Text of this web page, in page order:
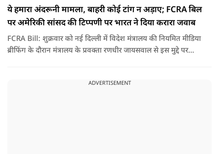
ये हमारा अंदरूनी मामला, बाहरी कोई टांग न अड़ाए; FCRA बिल
पर अमेरिकी सांसद की टिप्पणी पर भारत ने दिया करारा जवाब
FCRA Bill: शुक्रवार को नई दिल्ली में विदेश मंत्रालय की नियमित मीडिया
ब्रीफिंग के दौरान मंत्रालय के प्रवक्ता रणधीर जायसवाल से इस मुद्दे पर
ADVERTISEMENT